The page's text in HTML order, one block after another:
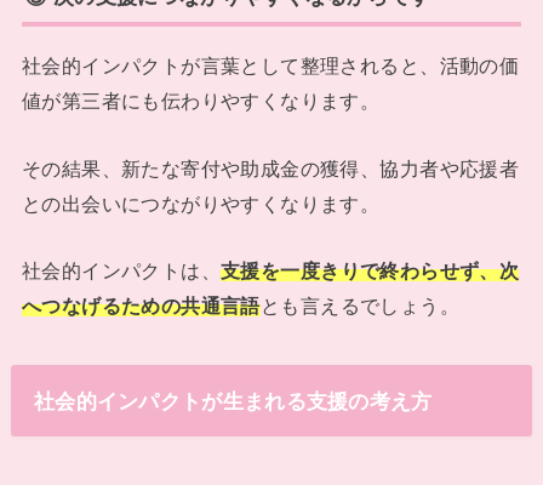
社会的インパクトが言葉として整理されると、活動の価
値が第三者にも伝わりやすくなります。
その結果、新たな寄付や助成金の獲得、協力者や応援者
との出会いにつながりやすくなります。
社会的インパクトは、支援を一度きりで終わらせず、次
へつなげるための共通言語とも言えるでしょう。
社会的インパクトが生まれる支援の考え方